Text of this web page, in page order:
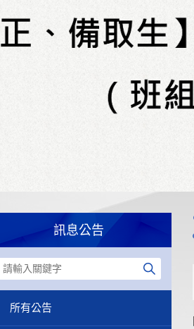
訊息公告
所有公告